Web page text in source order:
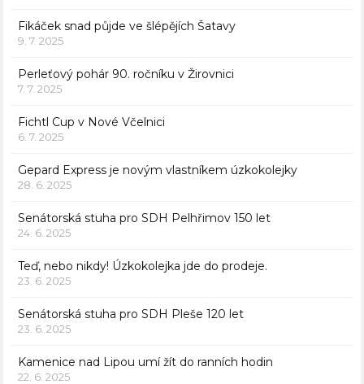
Fikáček snad půjde ve šlépějích Šatavy
9. 7. 2025
Perleťový pohár 90. ročníku v Žirovnici
7. 7. 2025
Fichtl Cup v Nové Včelnici
6. 7. 2025
Gepard Express je novým vlastníkem úzkokolejky
28. 6. 2025
Senátorská stuha pro SDH Pelhřimov 150 let
24. 6. 2025
Teď, nebo nikdy! Úzkokolejka jde do prodeje.
23. 6. 2025
Senátorská stuha pro SDH Pleše 120 let
23. 6. 2025
Kamenice nad Lipou umí žít do ranních hodin
22. 6. 2025